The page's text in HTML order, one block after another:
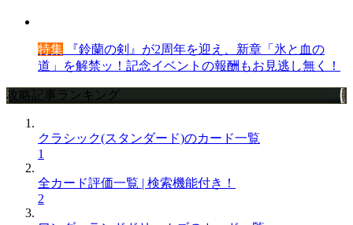
特集 『鈴蘭の剣』が2周年を迎え、新章「氷と血の
道」を解禁ッ！記念イベントの報酬もお見逃し無く！
攻略記事ランキング
クラシック(スタンダード)のカード一覧
1
全カード評価一覧 | 検索機能付き！
2